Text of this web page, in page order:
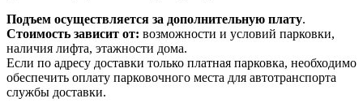
Подъем осуществляется за дополнительную плату.
Стоимость зависит от: возможности и условий парковки,
наличия лифта, этажности дома.
Если по адресу доставки только платная парковка, необходимо
обеспечить оплату парковочного места для автотранспорта
службы доставки.